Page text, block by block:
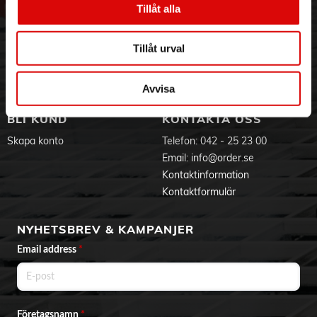
Tillåt alla
Tillåt urval
Avvisa
med stylingverktyg designade för att uppnå fina linjer och
- 50 minuters sladdlös drifttid
Visselblåsning
Aktuellt på Order
Ansökan om RMA
Godsefterlysning & Felleverans
Integritetspolicy
Om cookies
BLI KUND
Skapa konto
KONTAKTA OSS
Telefon: 042 - 25 23 00
Email: info@order.se
Kontaktinformation
Kontaktformulär
NYHETSBREV & KAMPANJER
Email address *
Företagsnamn *